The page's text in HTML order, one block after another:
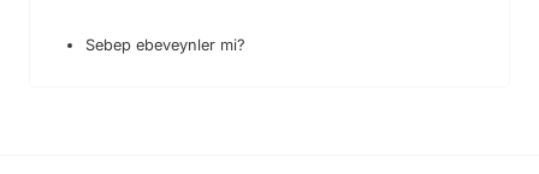
Sebep ebeveynler mi?